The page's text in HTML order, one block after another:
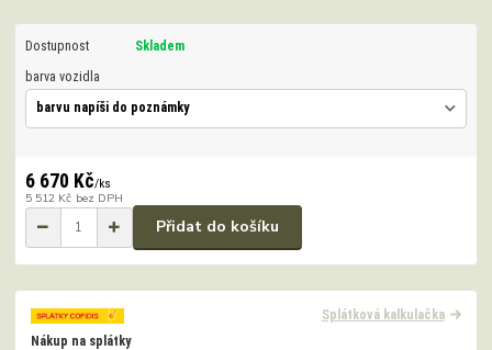
Dostupnost Skladem
barva vozidla
6 670 Kč/ks
5 512 Kč bez DPH
Přidat do košíku
Splátková kalkulačka
Nákup na splátky